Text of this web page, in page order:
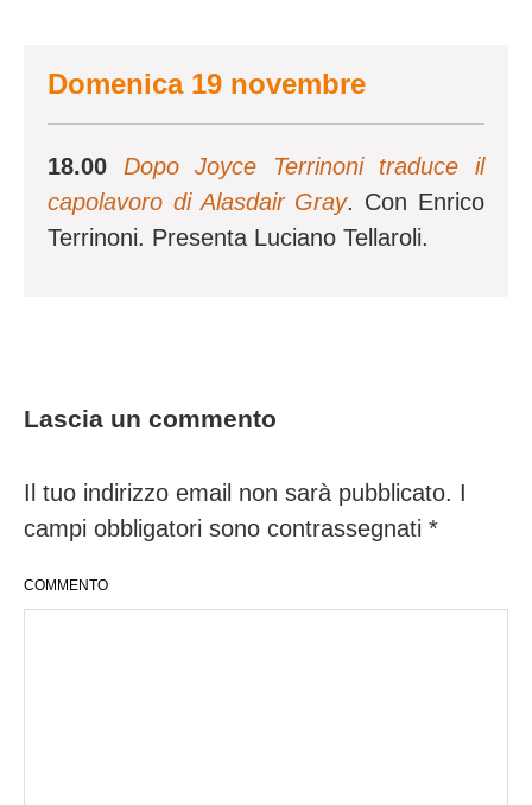
Domenica 19 novembre
18.00
Dopo Joyce Terrinoni traduce il
capolavoro di Alasdair Gray. Con Enrico
Terrinoni. Presenta Luciano Tellaroli.
Lascia un commento
Il tuo indirizzo email non sarà pubblicato. I
campi obbligatori sono contrassegnati *
COMMENTO